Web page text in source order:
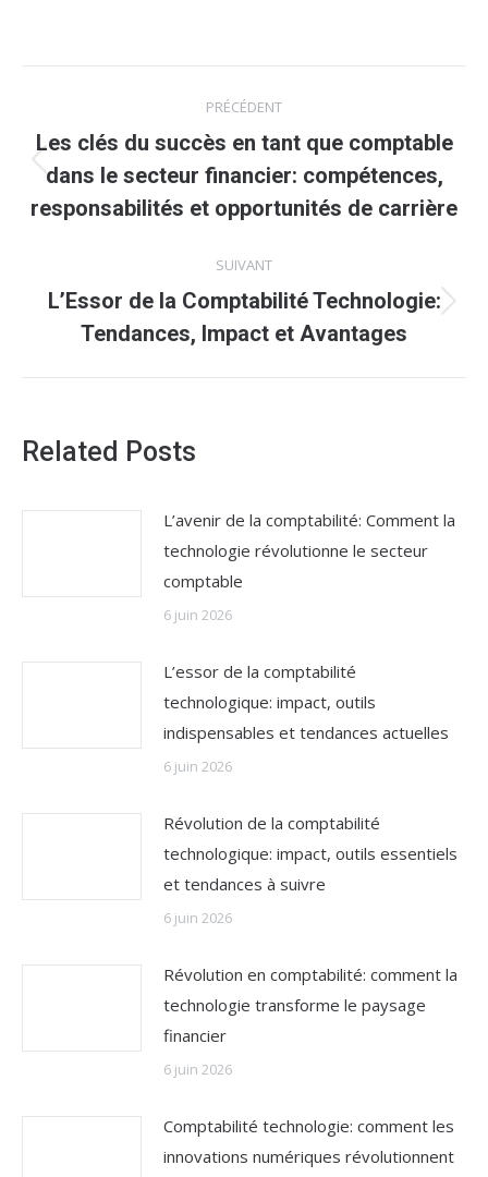
article
PRÉCÉDENT
Article
précédent
Les clés du succès en tant que comptable
dans le secteur financier: compétences,
responsabilités et opportunités de carrière
SUIVANT
Article
suivant
:
L’Essor de la Comptabilité Technologie:
Tendances, Impact et Avantages
Related Posts
L’avenir de la comptabilité: Comment la
technologie révolutionne le secteur
comptable
6 juin 2026
L’essor de la comptabilité
technologique: impact, outils
indispensables et tendances actuelles
6 juin 2026
Révolution de la comptabilité
technologique: impact, outils essentiels
et tendances à suivre
6 juin 2026
Révolution en comptabilité: comment la
technologie transforme le paysage
financier
6 juin 2026
Comptabilité technologie: comment les
innovations numériques révolutionnent